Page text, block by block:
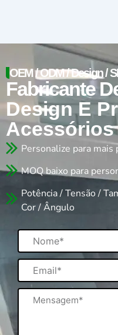
conteúdo
OEM / ODM / Design /
Fabricante
Design E
Acessórios
Personalize para mais
MOQ baixo para
Potência / Tensão /
Cor / Ângulo
Nome
Email
Mensagem